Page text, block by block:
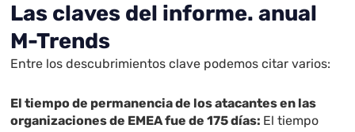
Las claves del informe. anual
M-Trends
Entre los descubrimientos clave podemos citar varios:
El tiempo de permanencia de los atacantes en las
organizaciones de EMEA fue de 175 días: El tiempo